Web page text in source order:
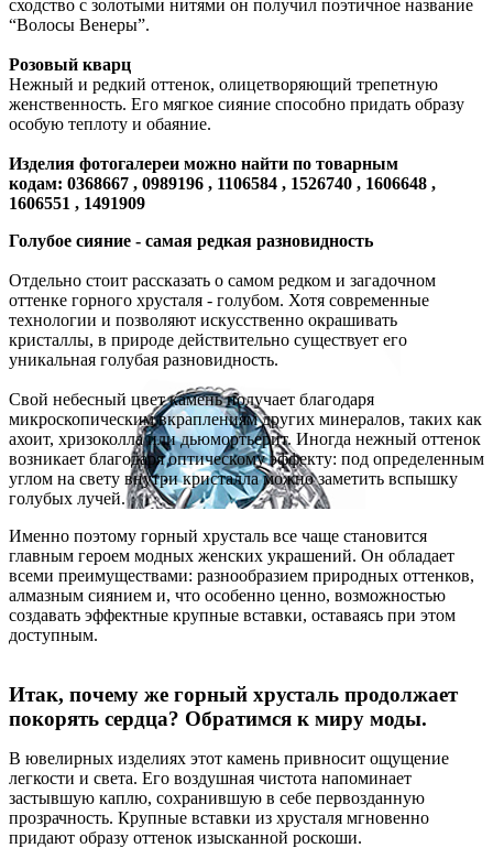
сходство с золотыми нитями он получил поэтичное название
“Волосы Венеры”.
Розовый кварц
Нежный и редкий оттенок, олицетворяющий трепетную
женственность. Его мягкое сияние способно придать образу
особую теплоту и обаяние.
Изделия фотогалереи можно найти по товарным
кодам: 0368667 , 0989196 , 1106584 , 1526740 , 1606648 ,
1606551 , 1491909
Голубое сияние - самая редкая разновидность
Отдельно стоит рассказать о самом редком и загадочном
оттенке горного хрусталя - голубом. Хотя современные
технологии и позволяют искусственно окрашивать
кристаллы, в природе действительно существует его
уникальная голубая разновидность.
Свой небесный цвет камень получает благодаря
микроскопическим вкраплениям других минералов, таких как
ахоит, хризоколла или дьюмортьерит. Иногда нежный оттенок
возникает благодаря оптическому эффекту: под определенным
углом на свету внутри кристалла можно заметить вспышку
голубых лучей.
Именно поэтому горный хрусталь все чаще становится
главным героем модных женских украшений. Он обладает
всеми преимуществами: разнообразием природных оттенков,
алмазным сиянием и, что особенно ценно, возможностью
создавать эффектные крупные вставки, оставаясь при этом
доступным.
Итак, почему же горный хрусталь продолжает
покорять сердца? Обратимся к миру моды.
В ювелирных изделиях этот камень привносит ощущение
легкости и света. Его воздушная чистота напоминает
застывшую каплю, сохранившую в себе первозданную
прозрачность. Крупные вставки из хрусталя мгновенно
придают образу оттенок изысканной роскоши.